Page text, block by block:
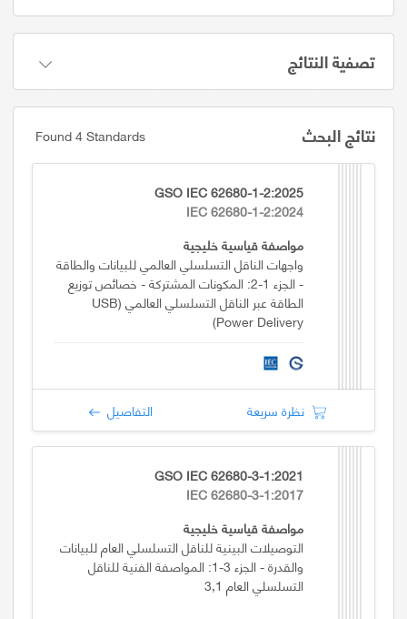
تصفية النتائج
نتائج البحث Found 4 Standards
GSO IEC 62680-1-2:2025
IEC 62680-1-2:2024
مواصفة قياسية خليجية
واجهات الناقل التسلسلي العالمي للبيانات والطاقة
- الجزء 1-2: المكونات المشتركة - خصائص توزيع
الطاقة عبر الناقل التسلسلي العالمي (USB
Power Delivery)
نظرة سريعة التفاصيل
GSO IEC 62680-3-1:2021
IEC 62680-3-1:2017
مواصفة قياسية خليجية
التوصيلات البينية للناقل التسلسلي العام للبيانات
والقدرة - الجزء 3-1: المواصفة الفنية للناقل
التسلسلي العام 3,1